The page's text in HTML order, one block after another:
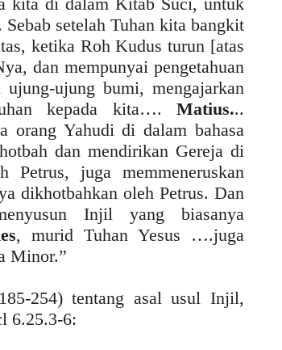
setelah Tuhan kita bangkit
ketika Roh Kudus turun [atas
dan mempunyai pengetahuan
ujung bumi, mengajarkan
kepada kita…. Matius...
orang Yahudi di dalam bahasa
dan mendirikan Gereja di
Petrus, juga memmeneruskan
dikhotbahkan oleh Petrus. Dan
Injil yang biasanya
, murid Tuhan Yesus ….juga
Minor.”
254) tentang asal usul Injil,
6.25.3-6: